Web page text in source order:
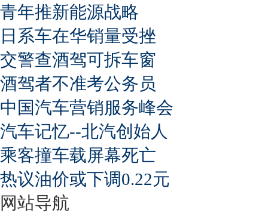
青年推新能源战略
日系车在华销量受挫
交警查酒驾可拆车窗
酒驾者不准考公务员
中国汽车营销服务峰会
汽车记忆--北汽创始人
乘客撞车载屏幕死亡
热议油价或下调0.22元
网站导航